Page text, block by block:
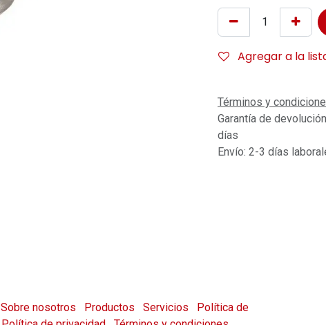
Agregar a la
Términos y
Garantía de
días
Envío: 2-3 días
Sobre nosotros Productos Servicios
Política de